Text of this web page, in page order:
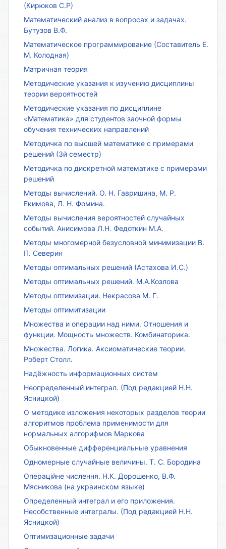
(Кирюков С.Р)
Математический анализ в вопросах и задачах.
Бутузов В.Ф.
Математическое программирование (Составитель Е.
М. Колодная)
Матричная теория
Методические указания к изучению дисциплины
теории вероятностей
Методические указания по дисциплине
«Математика» для студентов заочной формы
обучения технических направлений
Методичка по высшей математике с примерами
решений (3й семестр)
Методичка по дискретной математике с примерами
решений
Методы вычислений. О. Н. Гавришина, М. Р.
Екимова, Л. Н. Фомина.
Методы вычисления вероятностей случайных
событий. Анисимова Л.Н. Федоткин М.А.
Методы многомерной безусловной минимизации В.
П. Северин
Методы оптимальных решений (Астахова И.С.)
Методы оптимальных решений. М.А.Козлова
Методы оптимизации. Некрасова М. Г.
Методы оптимитизации
Множества и операции над ними. Отношения и
функции. Мощность множеств. Комбинаторика.
Множества. Логика. Аксиоматические теории.
Роберт Столл.
Надёжность информационных систем
Неопределенный интеграл. (Под редакцией Н.Н.
Ясницкой)
О методике изложения некоторых разделов теории
алгоритмов проблема применимости для
нормальных алгорифмов Маркова
Обыкновенные дифференциальные уравнения
Одномерные случайные величины. Т. С. Бородина
Операційне числення. Н.К. Дорошенко, В.Ф.
Мясникова (на украинском языке)
Определенный интеграл и его приложения.
Несобственные интегралы. (Под редакцией Н.Н.
Ясницкой)
Оптимизационные задачи